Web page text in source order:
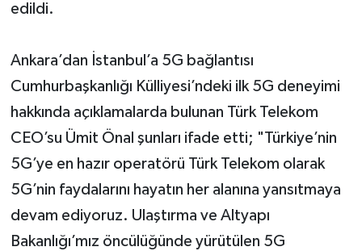
edildi.
Ankara’dan İstanbul’a 5G bağlantısı
Cumhurbaşkanlığı Külliyesi’ndeki ilk 5G deneyimi
hakkında açıklamalarda bulunan Türk Telekom
CEO’su Ümit Önal şunları ifade etti; "Türkiye’nin
5G’ye en hazır operatörü Türk Telekom olarak
5G’nin faydalarını hayatın her alanına yansıtmaya
devam ediyoruz. Ulaştırma ve Altyapı
Bakanlığı’mız öncülüğünde yürütülen 5G